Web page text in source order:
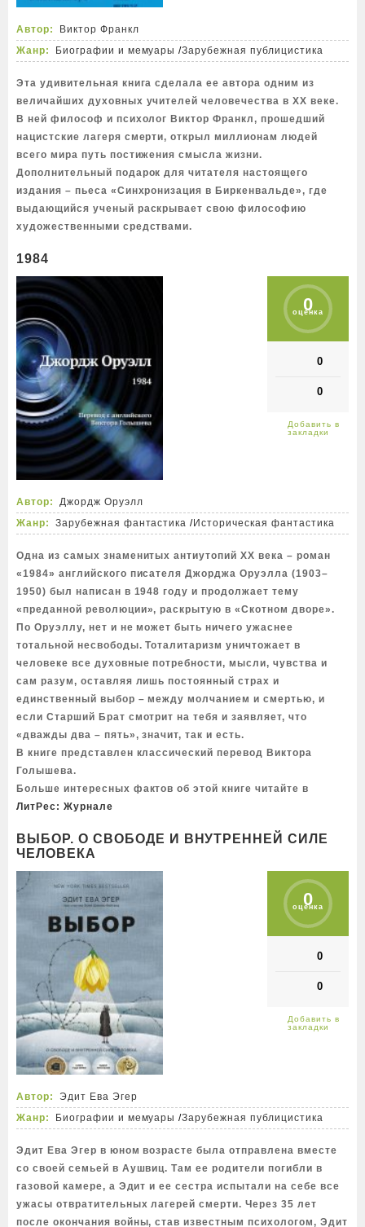
Автор:
Виктор Франкл
Жанр:
Биографии и мемуары /Зарубежная публицистика
Эта удивительная книга сделала ее автора одним из
величайших духовных учителей человечества в XX веке.
В ней философ и психолог Виктор Франкл, прошедший
нацистские лагеря смерти, открыл миллионам людей
всего мира путь постижения смысла жизни.
Дополнительный подарок для читателя настоящего
издания – пьеса «Синхронизация в Биркенвальде», где
выдающийся ученый раскрывает свою философию
художественными средствами.
1984
0
оценка
0
0
Автор:
Джордж Оруэлл
Жанр:
Зарубежная фантастика /Историческая фантастика
Одна из самых знаменитых антиутопий XX века – роман
«1984» английского писателя Джорджа Оруэлла (1903–
1950) был написан в 1948 году и продолжает тему
«преданной революции», раскрытую в «Скотном дворе».
По Оруэллу, нет и не может быть ничего ужаснее
тотальной несвободы. Тоталитаризм уничтожает в
человеке все духовные потребности, мысли, чувства и
сам разум, оставляя лишь постоянный страх и
единственный выбор – между молчанием и смертью, и
если Старший Брат смотрит на тебя и заявляет, что
«дважды два – пять», значит, так и есть.
В книге представлен классический перевод Виктора
Голышева.
Больше интересных фактов об этой книге читайте в
ЛитРес: Журнале
ВЫБОР. О СВОБОДЕ И ВНУТРЕННЕЙ СИЛЕ
ЧЕЛОВЕКА
0
оценка
0
0
Автор:
Эдит Ева Эгер
Жанр:
Биографии и мемуары /Зарубежная публицистика
Эдит Ева Эгер в юном возрасте была отправлена вместе
со своей семьей в Аушвиц. Там ее родители погибли в
газовой камере, а Эдит и ее сестра испытали на себе все
ужасы отвратительных лагерей смерти. Через 35 лет
после окончания войны, став известным психологом, Эдит